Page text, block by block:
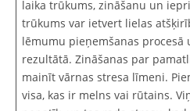
laika trūkums, zināšanu un
trūkums var ietvert lielas
lēmumu pieņemšanas procesā
rezultātā. Zināšanas par
mainīt vārnas stresa līmeni.
visa, kas ir melns vai rūtains.